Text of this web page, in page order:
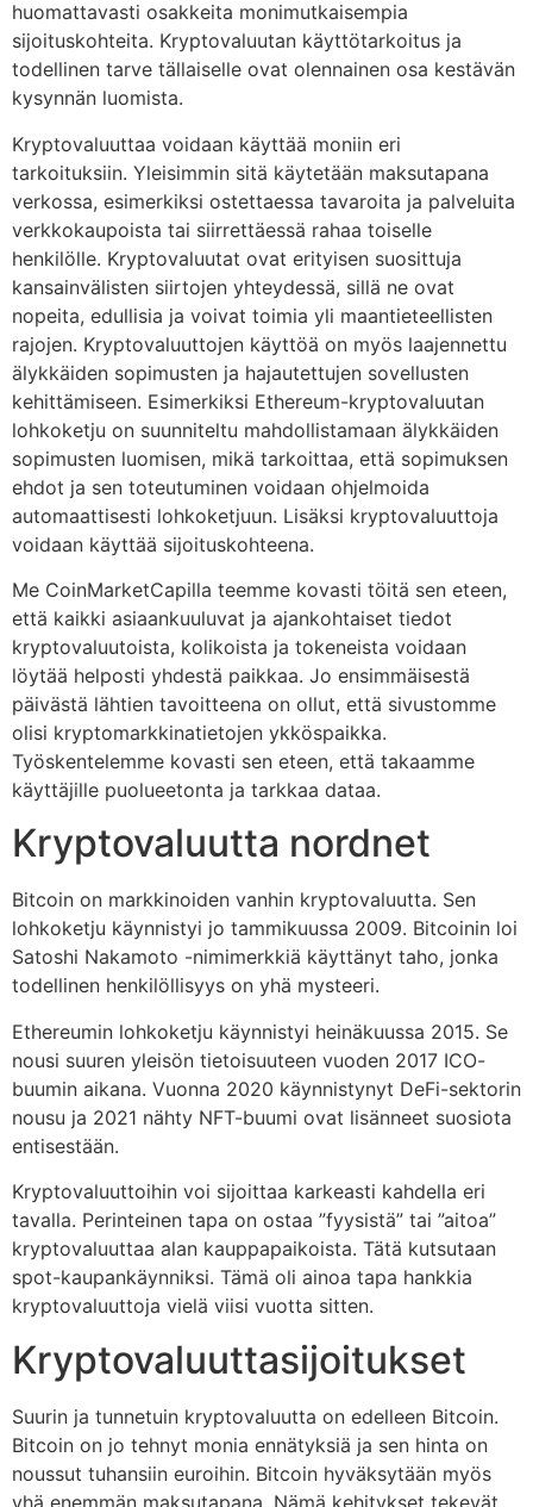
huomattavasti osakkeita monimutkaisempia
sijoituskohteita. Kryptovaluutan käyttötarkoitus ja
todellinen tarve tällaiselle ovat olennainen osa kestävän
kysynnän luomista.
Kryptovaluuttaa voidaan käyttää moniin eri
tarkoituksiin. Yleisimmin sitä käytetään maksutapana
verkossa, esimerkiksi ostettaessa tavaroita ja palveluita
verkkokaupoista tai siirrettäessä rahaa toiselle
henkilölle. Kryptovaluutat ovat erityisen suosittuja
kansainvälisten siirtojen yhteydessä, sillä ne ovat
nopeita, edullisia ja voivat toimia yli maantieteellisten
rajojen. Kryptovaluuttojen käyttöä on myös laajennettu
älykkäiden sopimusten ja hajautettujen sovellusten
kehittämiseen. Esimerkiksi Ethereum-kryptovaluutan
lohkoketju on suunniteltu mahdollistamaan älykkäiden
sopimusten luomisen, mikä tarkoittaa, että sopimuksen
ehdot ja sen toteutuminen voidaan ohjelmoida
automaattisesti lohkoketjuun. Lisäksi kryptovaluuttoja
voidaan käyttää sijoituskohteena.
Me CoinMarketCapilla teemme kovasti töitä sen eteen,
että kaikki asiaankuuluvat ja ajankohtaiset tiedot
kryptovaluutoista, kolikoista ja tokeneista voidaan
löytää helposti yhdestä paikkaa. Jo ensimmäisestä
päivästä lähtien tavoitteena on ollut, että sivustomme
olisi kryptomarkkinatietojen ykköspaikka.
Työskentelemme kovasti sen eteen, että takaamme
käyttäjille puolueetonta ja tarkkaa dataa.
Kryptovaluutta nordnet
Bitcoin on markkinoiden vanhin kryptovaluutta. Sen
lohkoketju käynnistyi jo tammikuussa 2009. Bitcoinin loi
Satoshi Nakamoto -nimimerkkiä käyttänyt taho, jonka
todellinen henkilöllisyys on yhä mysteeri.
Ethereumin lohkoketju käynnistyi heinäkuussa 2015. Se
nousi suuren yleisön tietoisuuteen vuoden 2017 ICO-
buumin aikana. Vuonna 2020 käynnistynyt DeFi-sektorin
nousu ja 2021 nähty NFT-buumi ovat lisänneet suosiota
entisestään.
Kryptovaluuttoihin voi sijoittaa karkeasti kahdella eri
tavalla. Perinteinen tapa on ostaa ”fyysistä” tai ”aitoa”
kryptovaluuttaa alan kauppapaikoista. Tätä kutsutaan
spot-kaupankäynniksi. Tämä oli ainoa tapa hankkia
kryptovaluuttoja vielä viisi vuotta sitten.
Kryptovaluuttasijoitukset
Suurin ja tunnetuin kryptovaluutta on edelleen Bitcoin.
Bitcoin on jo tehnyt monia ennätyksiä ja sen hinta on
noussut tuhansiin euroihin. Bitcoin hyväksytään myös
yhä enemmän maksutapana. Nämä kehitykset tekevät